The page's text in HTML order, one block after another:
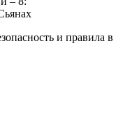
и правила в